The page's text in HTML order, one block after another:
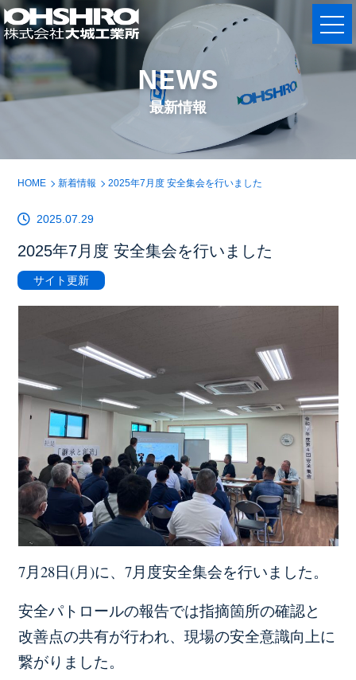
NEWS
最新情報
HOME 新着情報 2025年7月度 安全集会を行いました
2025.07.29
2025年7月度 安全集会を行いました
サイト更新
7月28日(月)に、7月度安全集会を行いました。
安全パトロールの報告では指摘箇所の確認と
改善点の共有が行われ、現場の安全意識向上に
繋がりました。